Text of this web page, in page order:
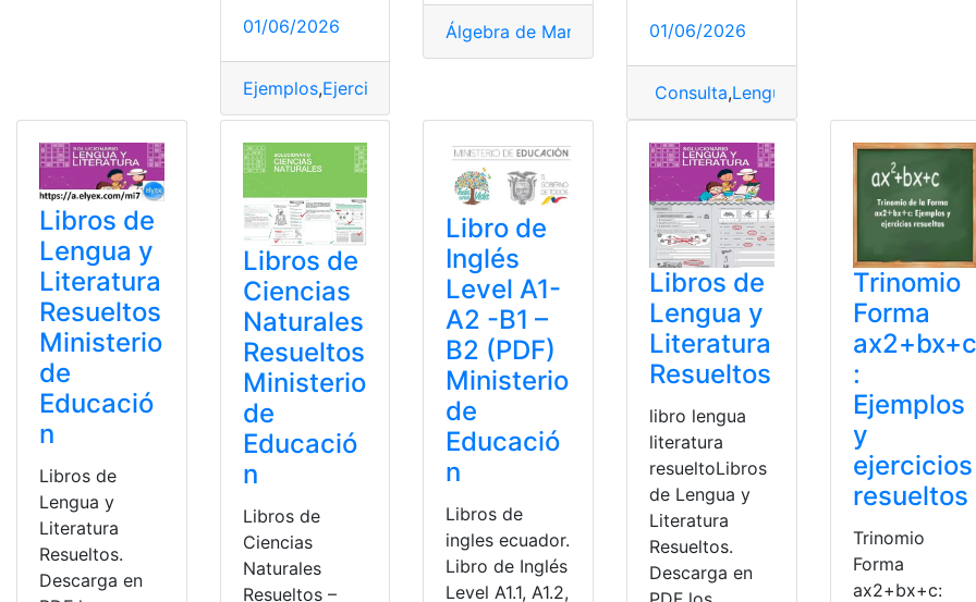
01/06/2026
Ejemplos,Ejercicios
Álgebra de Mancil Ejercicios,PDF,Resueltos
01/06/2026
Consulta,Lengua
Libros de
Lengua y
Literatura
Resueltos
Ministerio
de
Educació
n
Libros de
Lengua y
Literatura
Resueltos.
Descarga en
Libros de
Ciencias
Naturales
Resueltos
Ministerio
de
Educació
n
Libros de
Ciencias
Naturales
Resueltos –
Libro de
Inglés
Level A1-
A2 -B1 –
B2 (PDF)
Ministerio
de
Educació
n
Libros de
ingles ecuador.
Libro de Inglés
Level A1.1, A1.2,
Libros de
Lengua y
Literatura
Resueltos
libro lengua
literatura
resueltoLibros
de Lengua y
Literatura
Resueltos.
Descarga en
Trinomio
Forma
ax2+bx+c
:
Ejemplos
y
ejercicios
resueltos
Trinomio
Forma
ax2+bx+c: